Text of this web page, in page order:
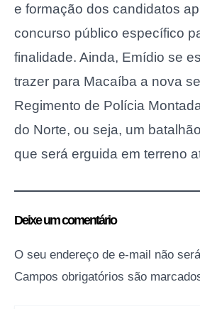
e formação dos candidatos
concurso público específico
finalidade. Ainda, Emídio se
trazer para Macaíba a nova
Regimento de Polícia
do Norte, ou seja, um
que será erguida em terreno
Deixe um comentário
O seu endereço de e-mail não
Campos obrigatórios são